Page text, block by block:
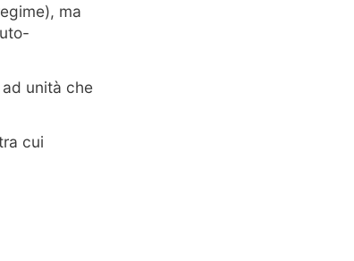
ma
unità che
cui